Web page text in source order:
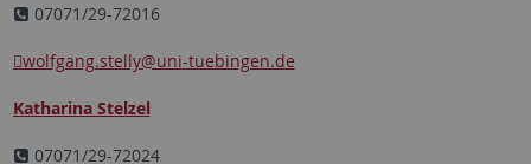
07071/29-72016
wolfgang.stelly@uni-tuebingen.de
Katharina Stelzel
07071/29-72024